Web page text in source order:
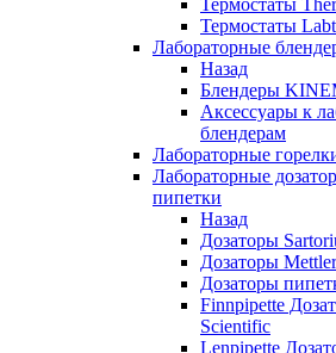
Термостаты
Лабораторные
Назад
Блендеры
Аксессуары к
блендерам
Лабораторные
Лабораторные
пипетки
Назад
Дозаторы
Дозаторы
Дозаторы
Finnpipette
Scientific
Lenpipette